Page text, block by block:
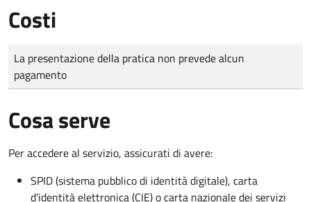
Costi
Tipo di pagamento
Importo
La presentazione della pratica non prevede alcun
pagamento
Cosa serve
Per accedere al servizio, assicurati di avere:
SPID (sistema pubblico di identità digitale), carta
d’identità elettronica (CIE) o carta nazionale dei servizi